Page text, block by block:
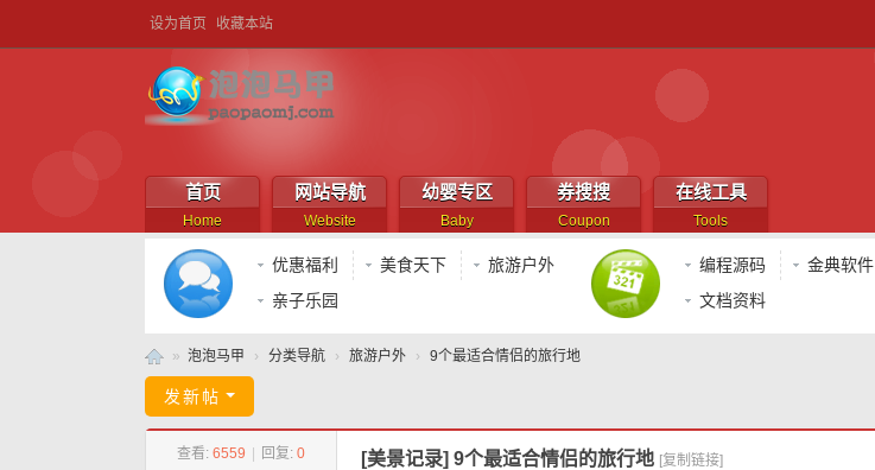
设为首页 收藏本站
首页
Home
网站导航
Website
幼婴专区
Baby
券搜搜
Coupon
在线工具
Tools
优惠福利 美食天下
旅游户外
亲子乐园
编程源码 金典软件
文档资料
泡
» 泡泡马甲 › 分类导航 › 旅游户外 › 9个最适合情侣的旅行地
发新帖
查看: 6559 回复: 0 [美景记录] 9个最适合情侣的旅行地 [复制链接]